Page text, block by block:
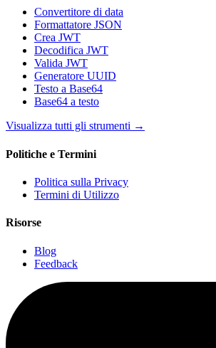
Convertitore di data
Formattatore JSON
Crea JWT
Decodifica JWT
Valida JWT
Generatore UUID
Testo a Base64
Base64 a testo
Visualizza tutti gli strumenti →
Politiche e Termini
Politica sulla Privacy
Termini di Utilizzo
Risorse
Blog
Feedback